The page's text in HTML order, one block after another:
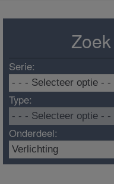
Serie:
Type:
Onderdeel: